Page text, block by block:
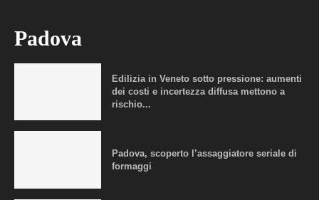
Padova
Edilizia in Veneto sotto pressione: aumenti
dei costi e incertezza diffusa mettono a
rischio...
Padova, scoperto l’assaggiatore seriale di
formaggi